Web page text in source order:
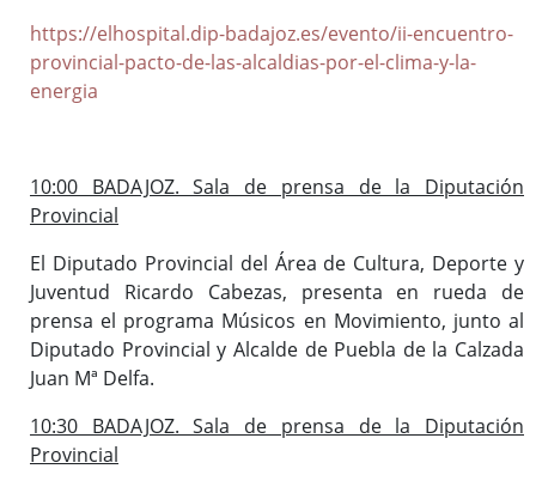
https://elhospital.dip-badajoz.es/evento/ii-encuentro-
provincial-pacto-de-las-alcaldias-por-el-clima-y-la-
energia
10:00 BADAJOZ. Sala de prensa de la Diputación
Provincial
El Diputado Provincial del Área de Cultura, Deporte y
Juventud Ricardo Cabezas, presenta en rueda de
prensa el programa Músicos en Movimiento, junto al
Diputado Provincial y Alcalde de Puebla de la Calzada
Juan Mª Delfa.
10:30 BADAJOZ. Sala de prensa de la Diputación
Provincial